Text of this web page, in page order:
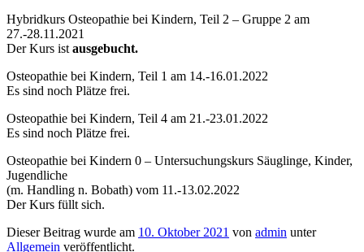
Hybridkurs Osteopathie bei Kindern, Teil 2 – Gruppe 2 am
27.-28.11.2021
Der Kurs ist ausgebucht.
Osteopathie bei Kindern, Teil 1 am 14.-16.01.2022
Es sind noch Plätze frei.
Osteopathie bei Kindern, Teil 4 am 21.-23.01.2022
Es sind noch Plätze frei.
Osteopathie bei Kindern 0 – Untersuchungskurs Säuglinge, Kinder,
Jugendliche
(m. Handling n. Bobath) vom 11.-13.02.2022
Der Kurs füllt sich.
Dieser Beitrag wurde am 10. Oktober 2021 von admin unter
Allgemein veröffentlicht.